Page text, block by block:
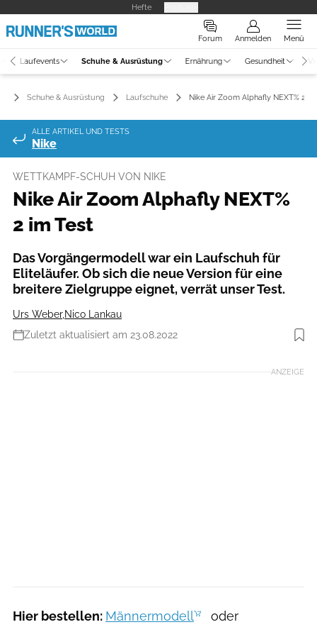
Hefte
Forum Anmelden Menü
Laufevents Schuhe & Ausrüstung Ernährung Gesundheit
Schuhe & Ausrüstung Laufschuhe Nike Air Zoom Alphafly NEXT% 2
ALLE ARTIKEL UND TESTS
Nike
WETTKAMPF-SCHUH VON NIKE
Nike Air Zoom Alphafly NEXT%
2 im Test
Das Vorgängermodell war ein Laufschuh für
Eliteläufer. Ob sich die neue Version für eine
breitere Zielgruppe eignet, verrät unser Test.
Urs Weber,Nico Lankau
Zuletzt aktualisiert am 23.08.2022
Foto: Hersteller
ANZEIGE
Hier bestellen: Männermodell
oder